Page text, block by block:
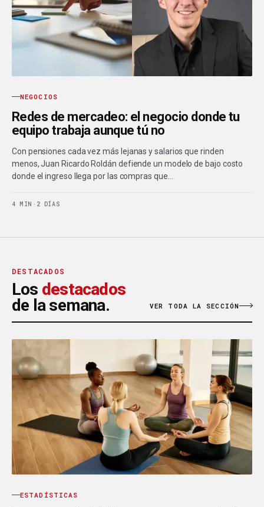
NEGOCIOS
Redes de mercadeo: el negocio donde tu
equipo trabaja aunque tú no
Con pensiones cada vez más lejanas y salarios que rinden
menos, Juan Ricardo Roldán defiende un modelo de bajo costo
donde el ingreso llega por las compras que…
4 MIN · 2 DÍAS
DESTACADOS
Los destacados
de la semana.
VER TODA LA SECCIÓN
ESTADÍSTICAS